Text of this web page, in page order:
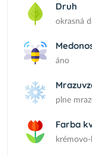
Druh
okrasná
áno
plne
Farba
krémovo-